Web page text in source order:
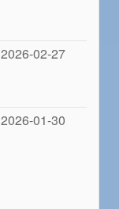
2026-02-27
2026-01-30